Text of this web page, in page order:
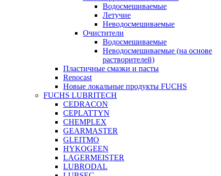
Водосмешиваемые
Летучие
Неводосмешиваемые
Очистители
Водосмешиваемые
Неводосмешиваемые (на основе
растворителей)
Пластичные смазки и пасты
Renocast
Новые локальные продукты FUCHS
FUCHS LUBRITECH
CEDRACON
CEPLATTYN
CHEMPLEX
GEARMASTER
GLEITMO
HYKOGEEN
LAGERMEISTER
LUBRODAL